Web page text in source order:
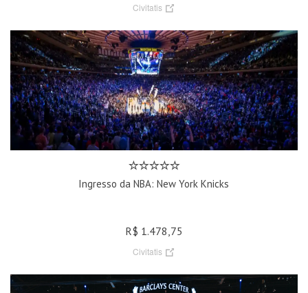
Civitatis
Ingresso da NBA: New York Knicks
R$ 1.478,75
Civitatis